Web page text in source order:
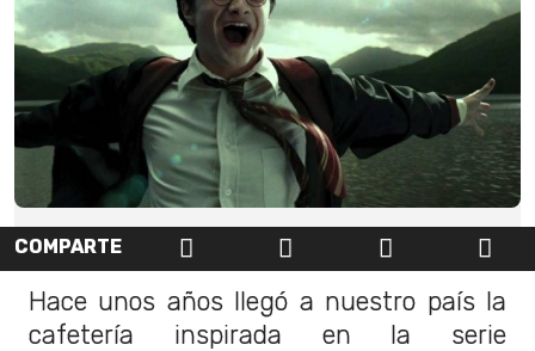
COMPARTE
Hace unos años llegó a nuestro país la
cafetería inspirada en la serie